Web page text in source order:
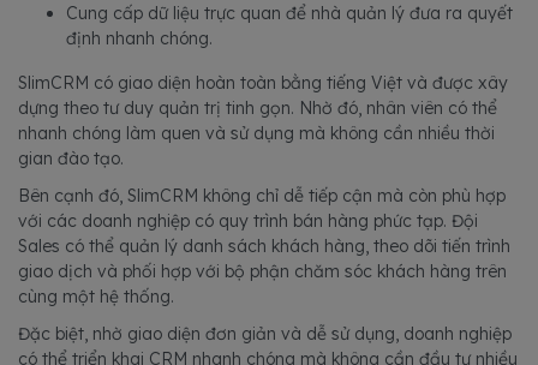
Cung cấp dữ liệu trực quan để nhà quản lý đưa ra quyết
định nhanh chóng.
SlimCRM có giao diện hoàn toàn bằng tiếng Việt và được xây
dựng theo tư duy quản trị tinh gọn. Nhờ đó, nhân viên có thể
nhanh chóng làm quen và sử dụng mà không cần nhiều thời
gian đào tạo.
Bên cạnh đó, SlimCRM không chỉ dễ tiếp cận mà còn phù hợp
với các doanh nghiệp có quy trình bán hàng phức tạp. Đội
Sales có thể quản lý danh sách khách hàng, theo dõi tiến trình
giao dịch và phối hợp với bộ phận chăm sóc khách hàng trên
cùng một hệ thống.
Đặc biệt, nhờ giao diện đơn giản và dễ sử dụng, doanh nghiệp
có thể triển khai CRM nhanh chóng mà không cần đầu tư nhiều